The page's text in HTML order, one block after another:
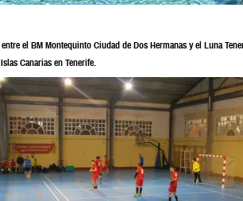
el BM Montequinto Ciudad de Dos Hermanas y el Luna
Canarias en Tenerife.